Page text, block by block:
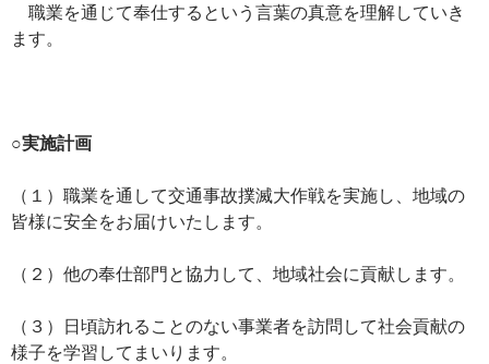
職業を通じて奉仕するという言葉の真意を理解していき
ます。
○実施計画
（１）職業を通して交通事故撲滅大作戦を実施し、地域の
皆様に安全をお届けいたします。
（２）他の奉仕部門と協力して、地域社会に貢献します。
（３）日頃訪れることのない事業者を訪問して社会貢献の
様子を学習してまいります。